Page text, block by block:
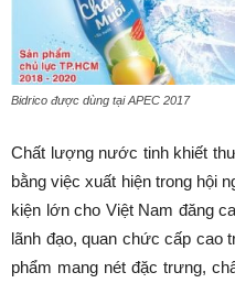
Bidrico được dùng tại APEC 2017
Chất lượng nước tinh khiết
bằng việc xuất hiện trong hội
kiện lớn cho Việt Nam đăng
lãnh đạo, quan chức cấp cao
phẩm mang nét đặc trưng,